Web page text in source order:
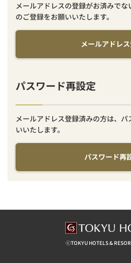
メールアドレスの登録がお済みで
のご登録をお願いいたします。
メールアドレ
パスワード再設定
メールアドレス登録済みの方は、
いいたします。
パスワード再
ⓒTOKYU HOTELS &